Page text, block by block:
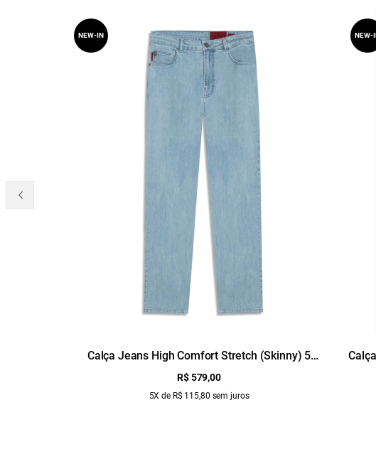
Calça Jeans High Comfort Stretch (Skinny) 5
Pockets Lav. Claro Total
R$ 579,00
5X de R$ 115,80 sem juros
NEW-IN NEW-